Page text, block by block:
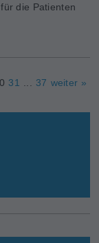
die Patienten
31 37 weiter »